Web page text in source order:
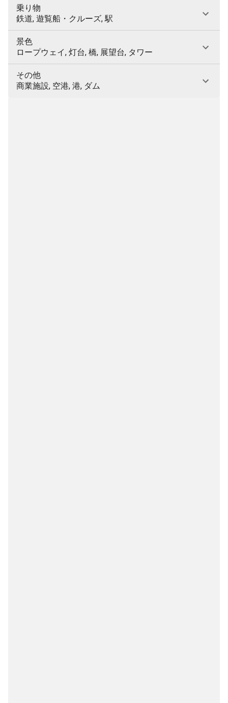
乗り物
鉄道, 遊覧船・クルーズ, 駅
景色
ロープウェイ, 灯台, 橋, 展望台, タワー
その他
商業施設, 空港, 港, ダム